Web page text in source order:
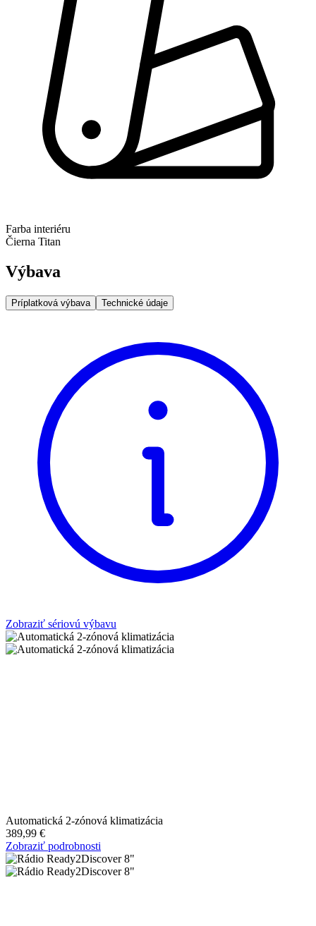
Farba interiéru
Čierna Titan
Výbava
Príplatková výbava Technické údaje
Zobraziť sériovú výbavu
Automatická 2-zónová klimatizácia
389,99 €
Zobraziť podrobnosti